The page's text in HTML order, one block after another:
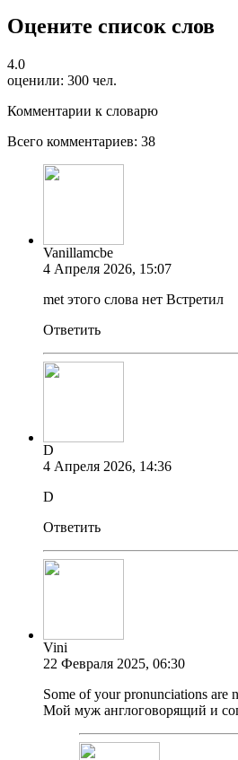
Оцените список слов
4.0
оценили: 300 чел.
Комментарии к словарю
Всего комментариев: 38
Vanillamcbe
4 Апреля 2026, 15:07
met этого слова нет Встретил
Ответить
D
4 Апреля 2026, 14:36
D
Ответить
Vini
22 Февраля 2025, 06:30
Some of your pronunciations are
Мой муж англоговорящий и